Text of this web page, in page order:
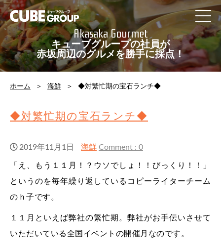
Access
Recruit
社員の一日
privacypolicy
Sitemap
Akasaka Gourmet
キューブグループの社員が
赤坂周辺のグルメを勝手に採点！
ホーム 海鮮 ◆対繁忙期の宝石ランチ◆
◆対繁忙期の宝石ランチ◆
2019年11月1日 海鮮 Comment : 0
「え、もう１１月！？ウソでしょ！！びっくり！！」
というのを毎年繰り返しているコピーライターチーム
のｈ子です。
１１月といえば弊社の繁忙期。弊社がお手伝いさせて
いただいている全国イベントの開催月なのです。